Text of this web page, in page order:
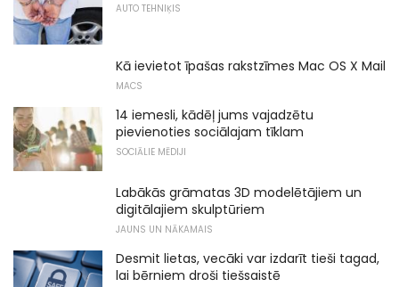
AUTO TEHNIĶIS
Kā ievietot īpašas rakstzīmes Mac OS X Mail
MACS
14 iemesli, kādēļ jums vajadzētu
pievienoties sociālajam tīklam
SOCIĀLIE MĒDIJI
Labākās grāmatas 3D modelētājiem un
digitālajiem skulptūriem
JAUNS UN NĀKAMAIS
Desmit lietas, vecāki var izdarīt tieši tagad,
lai bērniem droši tiešsaistē